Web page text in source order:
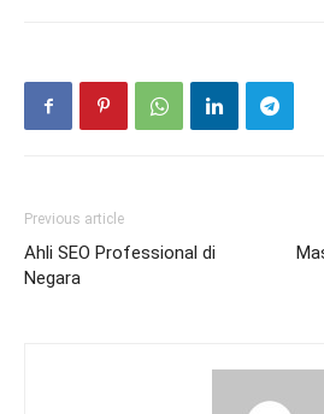
Previous article
Ahli SEO Professional di
Negara